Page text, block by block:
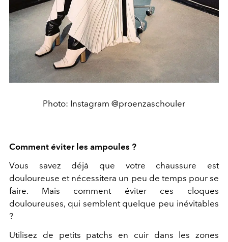
Photo: Instagram @proenzaschouler
Comment éviter les ampoules ?
Vous savez déjà que votre chaussure est
douloureuse et nécessitera un peu de temps pour se
faire. Mais comment éviter ces cloques
douloureuses, qui semblent quelque peu inévitables
?
Utilisez de petits patchs en cuir dans les zones